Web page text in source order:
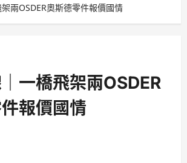
兩OSDER奧斯德零件報價國情
一橋飛架兩OSDER
報價國情